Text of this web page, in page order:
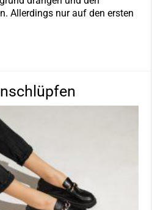
Allerdings nur auf den ersten